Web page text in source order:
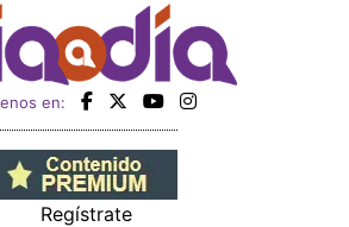
en:
Regístrate